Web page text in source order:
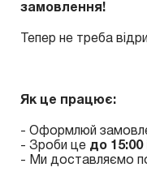
замовлення!
Тепер не треба
Як це працює:
- Оформлюй
- Зроби це до
- Ми доставляємо